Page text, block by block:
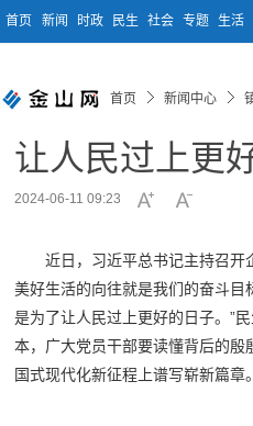
首页 新闻 时政 民生 社会 专题 生活
首页 新闻中心
让人民过上更
2024-06-11 09:23
近日，习近平总书记主持召开
美好生活的向往就是我们的奋斗
是为了让人民过上更好的日子。”
本，广大党员干部要读懂背后的
国式现代化新征程上谱写崭新篇章。